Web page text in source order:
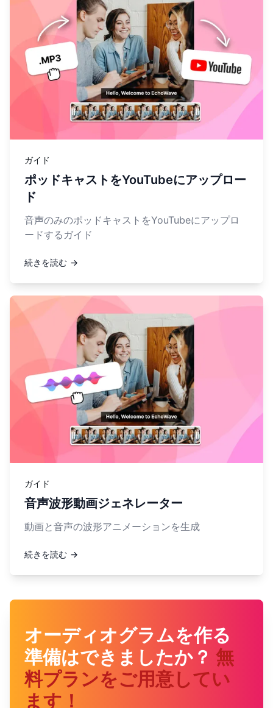
ガイド
ポッドキャストをYouTubeにアップロー
ド
音声のみのポッドキャストをYouTubeにアップロ
ードするガイド
続きを読む →
ガイド
音声波形動画ジェネレーター
動画と音声の波形アニメーションを生成
続きを読む →
詳しく見る 音声波形動画ジェネレーター
オーディオグラムを作る
準備はできましたか？ 無
料プランをご用意してい
ます！